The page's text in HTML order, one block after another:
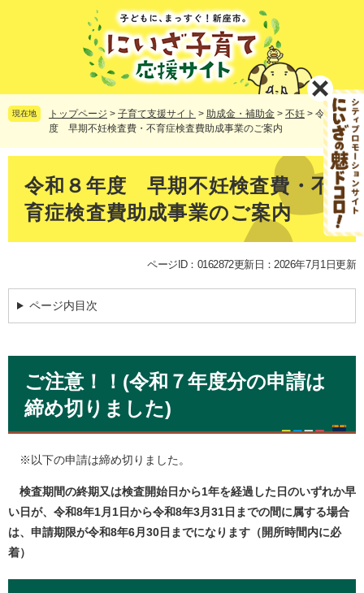
頭
で
飛
ば現在地 トップページ > 子育て支援サイト > 助成金・補助金 > 不妊 > 令和８年
度 早期不妊検査費・不育症検査費助成事業のご案内
令和８年度 早期不妊検査費・不
育症検査費助成事業のご案内
ページID：0162872更新日：2026年7月1日更新
ページ内目次
ご注意！！(令和７年度分の申請は
締め切りました)
※以下の申請は締め切りました。
検査期間の終期又は検査開始日から1年を経過した日のいずれか早
い日が、令和8年1月1日から令和8年3月31日までの間に属する場合
は、申請期限が令和8年6月30日までになります（開所時間内に必
着）